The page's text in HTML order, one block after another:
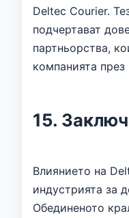
Deltec Courier.
подчертават
партньорства,
компанията през
15.
Влиянието на
индустрията за
Обединеното